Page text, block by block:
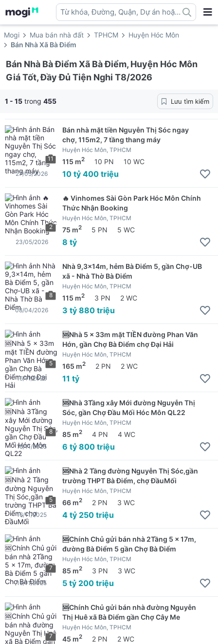
Từ khóa, Đường, Quận, Dự án hoặc
địa danh ...
Mogi Mua bán nhà đất TPHCM
Huyện Hóc Môn
Bán Nhà Xã Bà Điểm
Bán Nhà Bà Điểm Xã Bà Điểm, Huyện Hóc Môn
Giá Tốt, Đầy Đủ Tiện Nghi T8/2026
1 - 15 trong 455 Lưu tìm kiếm
11
Bán nhà mặt tiền Nguyễn Thị Sóc ngay
chợ, 115m2, 7 tầng thang máy
Huyện Hóc Môn, TPHCM
115 m2 10 PN 10 WC
10 tỷ 400 triệu
27/05/2026
2
🔥 Vinhomes Sài Gòn Park Hóc Môn Chính
Thức Nhận Booking
Huyện Hóc Môn, TPHCM
75 m2 5 PN 5 WC
8 tỷ
23/05/2026
8
Nhà 9,3x14m, hẻm Bà Điểm 5, gần Chợ-UB
xã - Nhà Thờ Bà Điểm
Huyện Hóc Môn, TPHCM
115 m2 3 PN 2 WC
3 tỷ 880 triệu
08/04/2026
5
🆘Nhà 5 x 33m mặt TIỀN đường Phan Văn
Hớn, gần Chợ Bà Điểm chợ Đại Hải
Huyện Hóc Môn, TPHCM
165 m2 2 PN 2 WC
11 tỷ
16/11/2025
8
🆘Nhà 3Tầng xây Mới đường Nguyễn Thị
Sóc, gần Chợ Đầu Mối Hóc Môn QL22
Huyện Hóc Môn, TPHCM
85 m2 4 PN 4 WC
6 tỷ 800 triệu
16/11/2025
5
🆘Nhà 2 Tầng đường Nguyễn Thị Sóc,gần
trường THPT Bà Điểm, chợ ĐầuMối
Huyện Hóc Môn, TPHCM
66 m2 2 PN 3 WC
4 tỷ 250 triệu
16/11/2025
7
🆘Chính Chủ gửi bán nhà 2Tầng 5 x 17m,
đường Bà Điểm 5 gần Chợ Bà Điểm
Huyện Hóc Môn, TPHCM
85 m2 3 PN 3 WC
5 tỷ 200 triệu
16/11/2025
7
🆘Chính Chủ gửi bán nhà đường Nguyễn
Thị Huê xã Bà Điểm gần Chợ Cây Me
Huyện Hóc Môn, TPHCM
45 m2 2 PN 2 WC